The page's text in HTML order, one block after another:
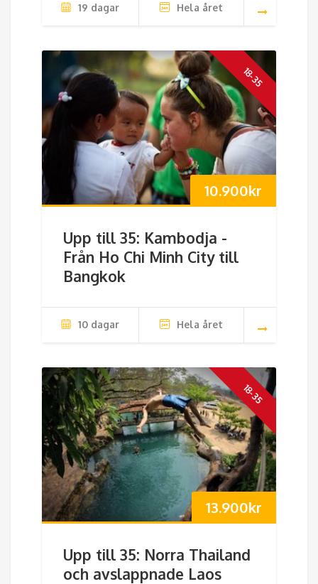
19 dagar Hela året
18-35
10.900kr
Upp till 35: Kambodja -
Från Ho Chi Minh City till
Bangkok
10 dagar Hela året
18-35
13.900kr
Upp till 35: Norra Thailand
och avslappnade Laos